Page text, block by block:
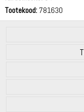
Tootekood: 781630